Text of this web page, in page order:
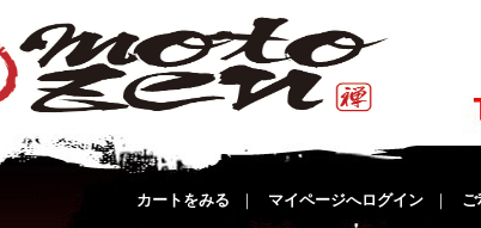
カートをみる マイページへログイン ご